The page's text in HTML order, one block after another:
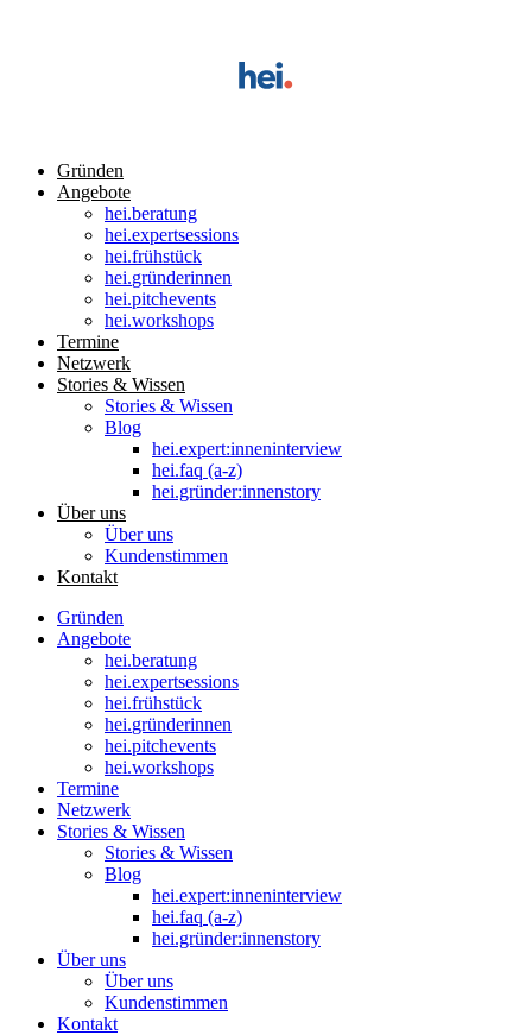
Gründen
Angebote
hei.beratung
hei.expertsessions
hei.frühstück
hei.gründerinnen
hei.pitchevents
hei.workshops
Termine
Netzwerk
Stories & Wissen
Stories & Wissen
Blog
hei.expert:inneninterview
hei.faq (a-z)
hei.gründer:innenstory
Über uns
Über uns
Kundenstimmen
Kontakt
Gründen
Angebote
hei.beratung
hei.expertsessions
hei.frühstück
hei.gründerinnen
hei.pitchevents
hei.workshops
Termine
Netzwerk
Stories & Wissen
Stories & Wissen
Blog
hei.expert:inneninterview
hei.faq (a-z)
hei.gründer:innenstory
Über uns
Über uns
Kundenstimmen
Kontakt